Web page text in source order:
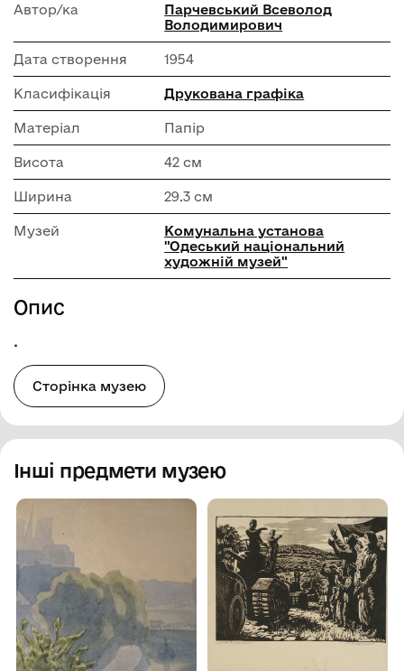
Автор/ка
Парчевський Всеволод
Володимирович
Дата створення 1954
Класифікація Друкована графіка
Матеріал Папір
Висота 42 см
Ширина 29.3 см
Музей
Комунальна установа
"Одеський національний
художній музей"
Опис
.
Сторінка музею
Інші предмети музею